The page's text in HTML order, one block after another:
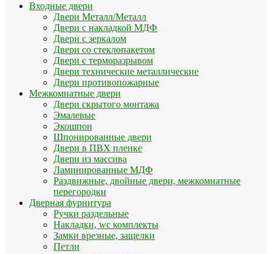
Входные двери
Двери Металл/Металл
Двери с накладкой МДФ
Двери с зеркалом
Двери со стеклопакетом
Двери с терморазрывом
Двери технические металлические
Двери противопожарные
Межкомнатные двери
Двери скрытого монтажа
Эмалевые
Экошпон
Шпонированные двери
Двери в ПВХ пленке
Двери из массива
Ламинированные МДФ
Раздвижные, двойные двери, межкомнатные
перегородки
Дверная фурнитура
Ручки раздельные
Накладки, wc комплекты
Замки врезные, защелки
Петли